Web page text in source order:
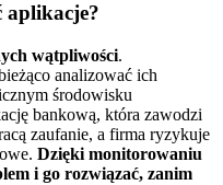
aplikacje?
wątpliwości.
analizować ich
środowisku
bankową, która zawodzi
zaufanie, a firma ryzykuje
Dzięki monitorowaniu
i go rozwiązać, zanim